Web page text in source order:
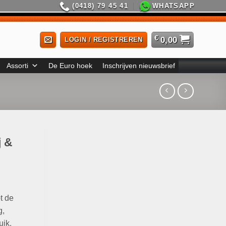
(0418) 79 45 41 WHATSAPP
LOGIN / REGISTREREN € 0,00
Assorti De Euro hoek Inschrijven nieuwsbrief
&
de